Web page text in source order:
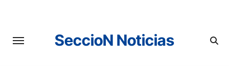
contenido
SeccioN Noticias